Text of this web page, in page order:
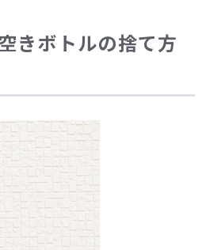
きボトルの捨て方